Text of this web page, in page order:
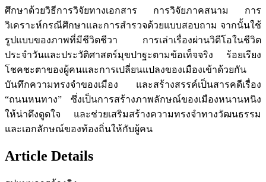
ศึกษาด้วยวิธีการวิจัยทางเอกสาร การวิจัยภาคสนาม การ
วิเคราะห์กรณีศึกษาและการสำรวจด้วยแบบสอบถาม จากนั้นใช้
รูปแบบของภาพที่มีชีวิตชีวา การเล่าเรื่องผ่านวิดีโอในชีวิต
ประจำวันและประวัติศาสตร์มุขปาฐะตามข้อเท็จจริง ร้อยเรียง
โชคชะตาของผู้คนและการเปลี่ยนแปลงของเมืองเข้าด้วยกัน
บันทึกความทรงจำของเมือง และสร้างสรรค์เป็นสารคดีเรื่อง
“ถนนหนทาง” ซึ่งเป็นการสร้างภาพลักษณ์ของเมืองหนานหนิง
ให้น่าดึงดูดใจ และช่วยเสริมสร้างความทรงจำทางวัฒนธรรม
และเอกลักษณ์ของท้องถิ่นให้กับผู้คน
Article Details